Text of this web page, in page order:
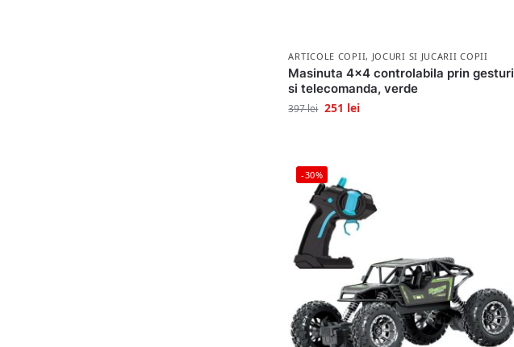
ARTICOLE COPII, JOCURI SI JUCARII COPII
Masinuta 4×4 controlabila prin gesturi
si telecomanda, verde
397lei 251 lei
-30%